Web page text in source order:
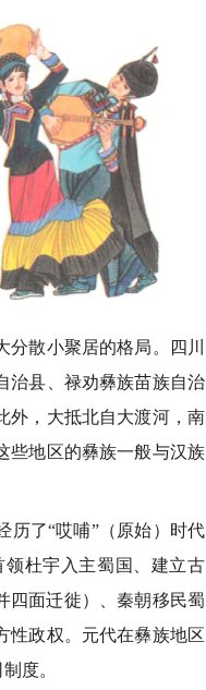
散小聚居的格局。四川
治县、禄劝彝族苗族自治
外，大抵北自大渡河，南
些地区的彝族一般与汉族
历了“哎哺”（原始）时代
领杜宇入主蜀国、建立古
四面迁徙）、秦朝移民蜀
性政权。元代在彝族地区
度。